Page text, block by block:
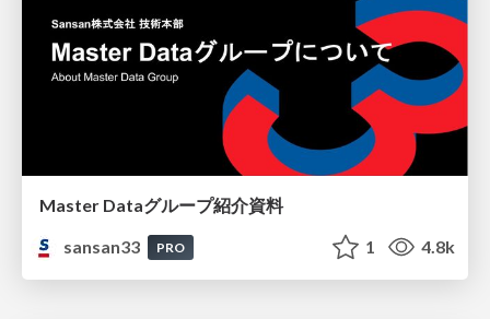
Master Dataグループ紹介資料
sansan33
PRO 1 4.8k